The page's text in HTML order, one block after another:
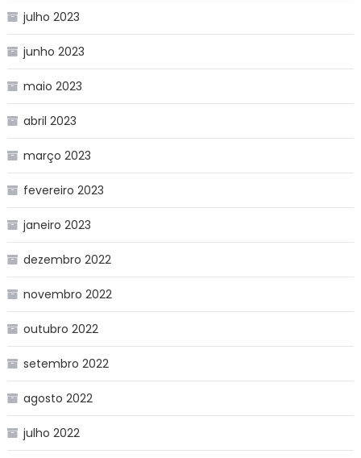
julho 2023
junho 2023
maio 2023
abril 2023
março 2023
fevereiro 2023
janeiro 2023
dezembro 2022
novembro 2022
outubro 2022
setembro 2022
agosto 2022
julho 2022